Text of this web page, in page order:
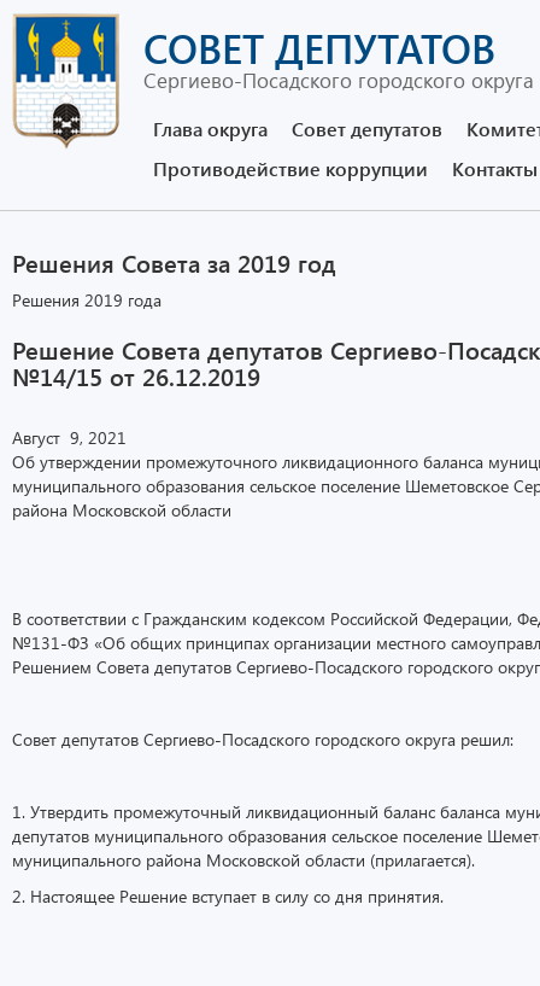
СОВЕТ ДЕПУТАТОВ
Сергиево-Посадского городского округа
Глава округа Совет депутатов
Противодействие коррупции
Контакты
Решения Совета за 2019 год
Решения 2019 года
Решение Совета депутатов Сергиево-
№14/15 от 26.12.2019
Август 9, 2021
Об утверждении промежуточного ликвидационного баланса
муниципального образования сельское поселение Шеметовское
района Московской области
В соответствии с Гражданским кодексом Российской Федерации,
№131-ФЗ «Об общих принципах организации местного
Решением Совета депутатов Сергиево-Посадского городского
Совет депутатов Сергиево-Посадского городского округа решил:
1. Утвердить промежуточный ликвидационный баланс баланса
депутатов муниципального образования сельское поселение
муниципального района Московской области (прилагается).
2. Настоящее Решение вступает в силу со дня принятия.